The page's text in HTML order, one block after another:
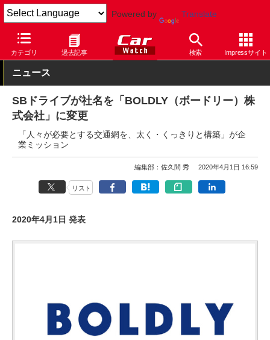
Powered by Translate
カテゴリ 過去記事 検索 Impressサイト
Car Watch 技術 安全 自動運転
ニュース
SBドライブが社名を「BOLDLY（ボードリー）株
式会社」に変更
「人々が必要とする交通網を、太く・くっきりと構築」が企
業ミッション
編集部：佐久間 秀 2020年4月1日 16:59
リスト
2020年4月1日 発表